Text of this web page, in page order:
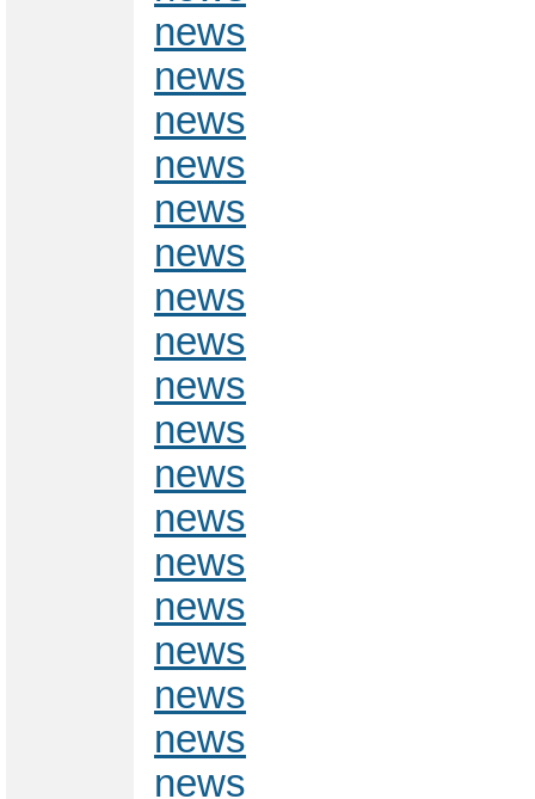
news
news
news
news
news
news
news
news
news
news
news
news
news
news
news
news
news
news